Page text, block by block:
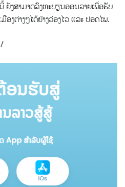
ຍັງສາມາດລົງທະບຽນອອນລາຍເພື່ອຮັບ
ງຕ່າງໆໄດ້ຢ່າງວ່ອງໄວ ແລະ ປອດໄພ.